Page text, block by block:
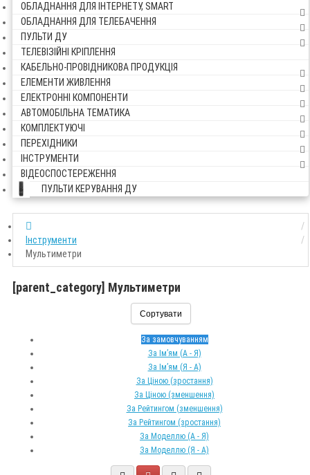
ОБЛАДНАННЯ ДЛЯ ІНТЕРНЕТУ, SMART
ОБЛАДНАННЯ ДЛЯ ТЕЛЕБАЧЕННЯ
ПУЛЬТИ ДУ
ТЕЛЕВІЗІЙНІ КРІПЛЕННЯ
КАБЕЛЬНО-ПРОВІДНИКОВА ПРОДУКЦІЯ
ЕЛЕМЕНТИ ЖИВЛЕННЯ
ЕЛЕКТРОННІ КОМПОНЕНТИ
АВТОМОБІЛЬНА ТЕМАТИКА
КОМПЛЕКТУЮЧІ
ПЕРЕХІДНИКИ
ІНСТРУМЕНТИ
ВІДЕОСПОСТЕРЕЖЕННЯ
ПУЛЬТИ КЕРУВАННЯ ДУ
Інструменти
Мультиметри
[parent_category] Мультиметри
Сортувати
За замовчуванням
За Ім’ям (A - Я)
За Ім’ям (Я - A)
За Ціною (зростання)
За Ціною (зменшення)
За Рейтингом (зменшення)
За Рейтингом (зростання)
За Моделлю (A - Я)
За Моделлю (Я - A)